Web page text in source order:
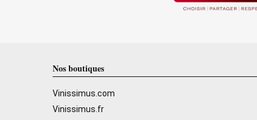
Nos boutiques
Vinissimus.com
Vinissimus.fr